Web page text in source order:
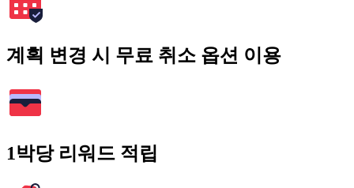
계획 변경 시 무료 취소 옵션 이용
1박당 리워드 적립